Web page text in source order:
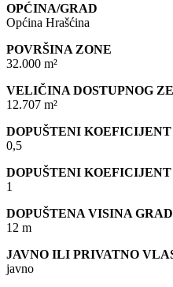
OPĆINA/GRAD
Općina Hrašćina
POVRŠINA ZONE
32.000 m²
VELIČINA DOSTUPNOG
12.707 m²
DOPUŠTENI
0,5
DOPUŠTENI
1
DOPUŠTENA VISINA
12 m
JAVNO ILI PRIVATNO
javno